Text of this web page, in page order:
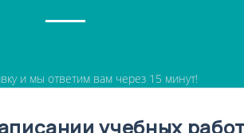
и мы ответим вам через 15 минут!
учебных